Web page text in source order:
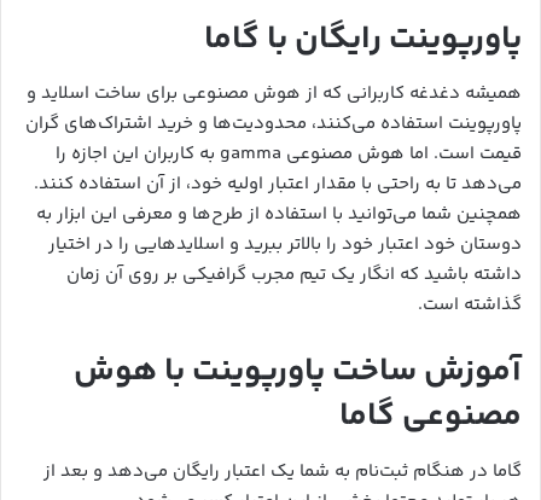
پاورپوینت رایگان با گاما
همیشه دغدغه کاربرانی که از هوش مصنوعی برای ساخت اسلاید و
پاورپوینت استفاده می‌کنند، محدودیت‌ها و خرید اشتراک‌های گران
قیمت است. اما هوش مصنوعی gamma به کاربران این اجازه را
می‌دهد تا به راحتی با مقدار اعتبار اولیه خود، از آن استفاده کنند.
همچنین شما می‌توانید با استفاده از طرح‌ها و معرفی این ابزار به
دوستان خود اعتبار خود را بالاتر ببرید و اسلایدهایی را در اختیار
داشته باشید که انگار یک تیم مجرب گرافیکی بر روی آن زمان
گذاشته است.
آموزش ساخت پاورپوینت با هوش
مصنوعی گاما
گاما در هنگام ثبت‌نام به شما یک اعتبار رایگان می‌دهد و بعد از